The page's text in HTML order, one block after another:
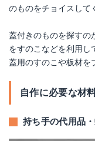
のものをチョイスして
蓋付きのものを探すの
をすのこなどを利用し
蓋用のすのこや板材を
自作に必要な材
持ち手の代用品